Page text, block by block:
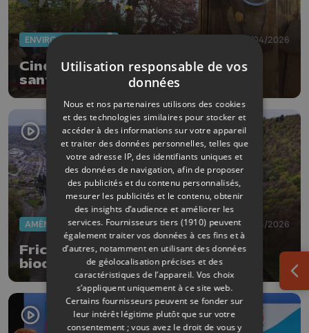
15/04/2026
Cinq jours de festival nature et
santé à Waremme
AMÉNAGEMENT DU TERRITOIRE 13/04/2026
FrichNat : inventaire de la
biodiversité dans les friches
industrielles
Utilisation responsable de vos
données
Nous et nos partenaires utilisons des cookies
et des technologies similaires pour stocker et
accéder à des informations sur votre appareil
et traiter des données personnelles, telles que
votre adresse IP, des identifiants uniques et
des données de navigation, afin de proposer
des publicités et du contenu personnalisés,
mesurer les publicités et le contenu, obtenir
des insights d’audience et améliorer les
services. Fournisseurs tiers (1910) peuvent
également traiter vos données à ces fins et à
d’autres, notamment en utilisant des données
de géolocalisation précises et des
caractéristiques de l’appareil. Vos choix
s’appliquent uniquement à ce site web.
Certains fournisseurs peuvent se fonder sur
leur intérêt légitime plutôt que sur votre
consentement ; vous avez le droit de vous y